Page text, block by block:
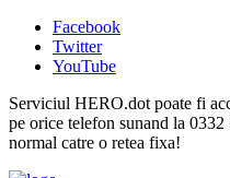
Facebook
Twitter
YouTube
Serviciul HERO.dot poate fi
pe orice telefon sunand la
normal catre o retea fixa!